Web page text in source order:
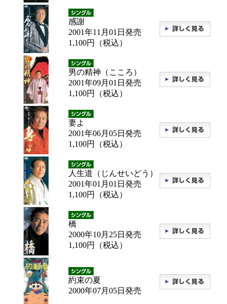
感謝
2001年11月01日発売
1,100円（税込）
男の精神（こころ）
2001年09月01日発売
1,100円（税込）
妻よ
2001年06月05日発売
1,100円（税込）
人生道（じんせいどう）
2001年01月01日発売
1,100円（税込）
橋
2000年10月25日発売
1,100円（税込）
約束の夏
2000年07月05日発売